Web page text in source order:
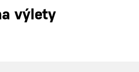
výlety